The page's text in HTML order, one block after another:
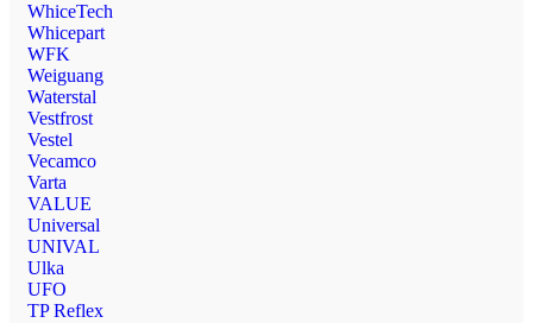
WhiceTech
Whicepart
WFK
Weiguang
Waterstal
Vestfrost
Vestel
Vecamco
Varta
VALUE
Universal
UNIVAL
Ulka
UFO
TP Reflex